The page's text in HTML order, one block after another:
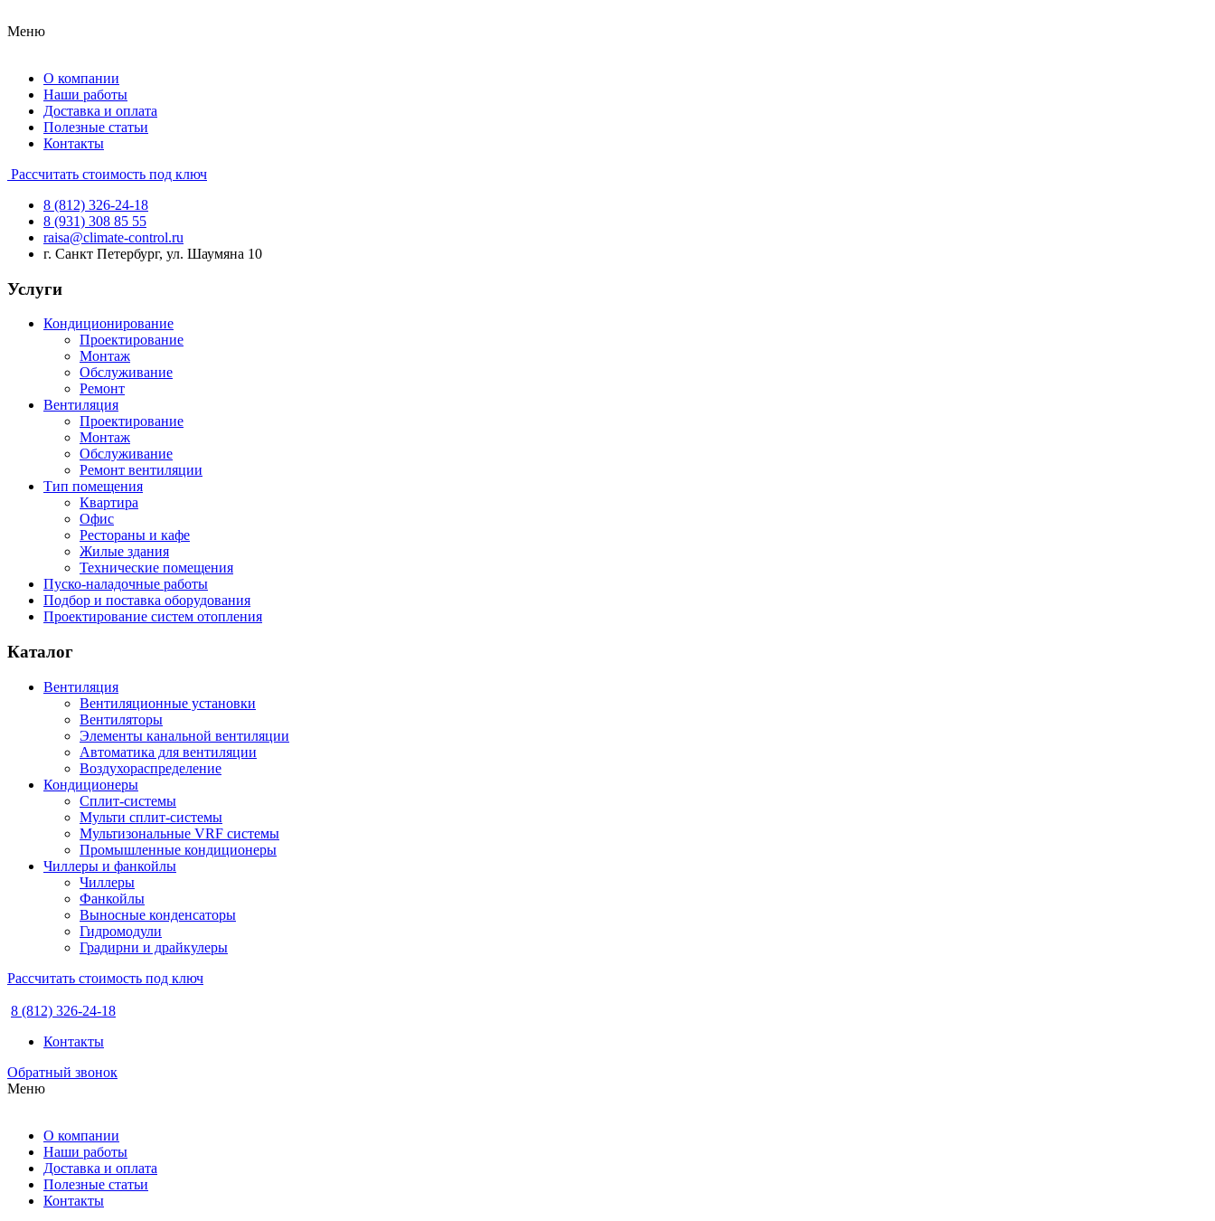
Меню
О компании
Наши работы
Доставка и оплата
Полезные статьи
Контакты
Рассчитать стоимость под ключ
8 (812) 326-24-18
8 (931) 308 85 55
raisa@climate-control.ru
г. Санкт Петербург, ул. Шаумяна 10
Услуги
Кондиционирование
Проектирование
Монтаж
Обслуживание
Ремонт
Вентиляция
Проектирование
Монтаж
Обслуживание
Ремонт вентиляции
Тип помещения
Квартира
Офис
Рестораны и кафе
Жилые здания
Технические помещения
Пуско-наладочные работы
Подбор и поставка оборудования
Проектирование систем отопления
Каталог
Вентиляция
Вентиляционные установки
Вентиляторы
Элементы канальной вентиляции
Автоматика для вентиляции
Воздухораспределение
Кондиционеры
Сплит-системы
Мульти сплит-системы
Мультизональные VRF системы
Промышленные кондиционеры
Чиллеры и фанкойлы
Чиллеры
Фанкойлы
Выносные конденсаторы
Гидромодули
Градирни и драйкулеры
Рассчитать стоимость под ключ
8 (812) 326-24-18
Контакты
Обратный звонок
Меню
О компании
Наши работы
Доставка и оплата
Полезные статьи
Контакты